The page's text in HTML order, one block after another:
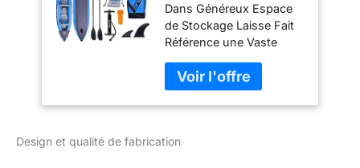
Qualité Drop-Stitch-
Boden 386 x 86cm
Dans Généreux Espace
de Stockage Laisse Fait
Référence une Vaste
Maintenant nouveau
avec un sol à points de
chute de haute qualité
une stabilité parfaite et
Design et qualité de fabrication